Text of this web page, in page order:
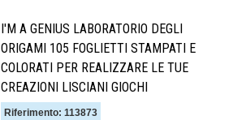
I'M A GENIUS LABORATORIO DEGLI
ORIGAMI 105 FOGLIETTI STAMPATI E
COLORATI PER REALIZZARE LE TUE
CREAZIONI LISCIANI GIOCHI
Riferimento: 113873